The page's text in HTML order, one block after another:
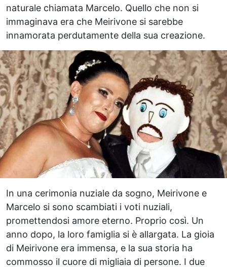
naturale chiamata Marcelo. Quello che non si
immaginava era che Meirivone si sarebbe
innamorata perdutamente della sua creazione.
In una cerimonia nuziale da sogno, Meirivone e
Marcelo si sono scambiati i voti nuziali,
promettendosi amore eterno. Proprio così. Un
anno dopo, la loro famiglia si è allargata. La gioia
di Meirivone era immensa, e la sua storia ha
commosso il cuore di migliaia di persone. I due